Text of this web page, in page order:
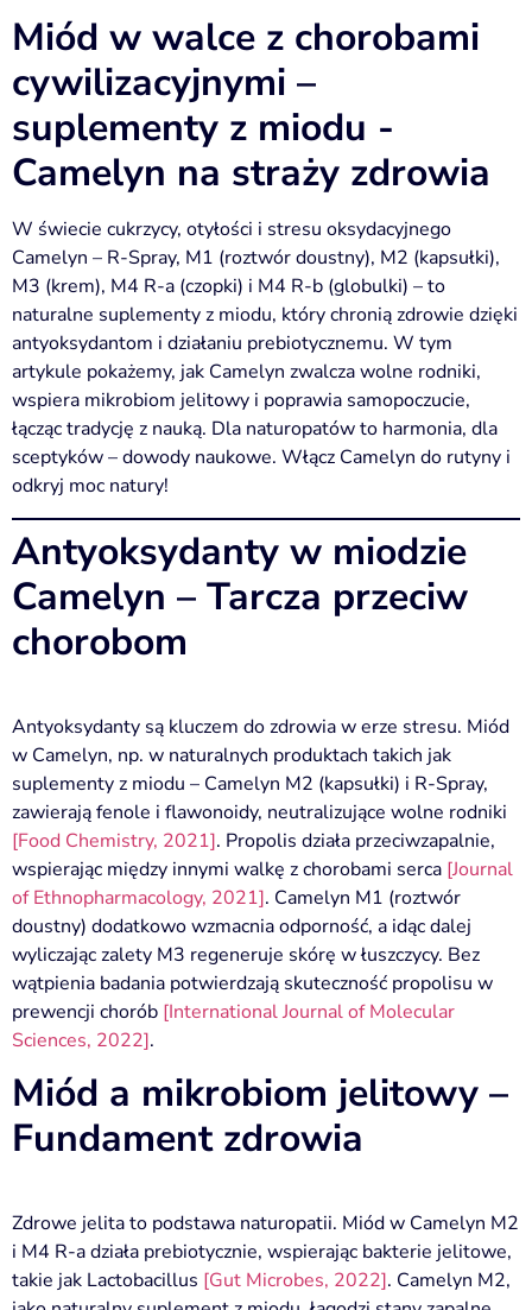
Miód w walce z chorobami
cywilizacyjnymi –
suplementy z miodu -
Camelyn na straży zdrowia
W świecie cukrzycy, otyłości i stresu oksydacyjnego
Camelyn – R-Spray, M1 (roztwór doustny), M2 (kapsułki),
M3 (krem), M4 R-a (czopki) i M4 R-b (globulki) – to
naturalne suplementy z miodu, który chronią zdrowie dzięki
antyoksydantom i działaniu prebiotycznemu. W tym
artykule pokażemy, jak Camelyn zwalcza wolne rodniki,
wspiera mikrobiom jelitowy i poprawia samopoczucie,
łącząc tradycję z nauką. Dla naturopatów to harmonia, dla
sceptyków – dowody naukowe. Włącz Camelyn do rutyny i
odkryj moc natury!
Antyoksydanty w miodzie
Camelyn – Tarcza przeciw
chorobom
Antyoksydanty są kluczem do zdrowia w erze stresu. Miód
w Camelyn, np. w naturalnych produktach takich jak
suplementy z miodu – Camelyn M2 (kapsułki) i R-Spray,
zawierają fenole i flawonoidy, neutralizujące wolne rodniki
[Food Chemistry, 2021]. Propolis działa przeciwzapalnie,
wspierając między innymi walkę z chorobami serca [Journal
of Ethnopharmacology, 2021]. Camelyn M1 (roztwór
doustny) dodatkowo wzmacnia odporność, a idąc dalej
wyliczając zalety M3 regeneruje skórę w łuszczycy. Bez
wątpienia badania potwierdzają skuteczność propolisu w
prewencji chorób [International Journal of Molecular
Sciences, 2022].
Miód a mikrobiom jelitowy –
Fundament zdrowia
Zdrowe jelita to podstawa naturopatii. Miód w Camelyn M2
i M4 R-a działa prebiotycznie, wspierając bakterie jelitowe,
takie jak Lactobacillus [Gut Microbes, 2022]. Camelyn M2,